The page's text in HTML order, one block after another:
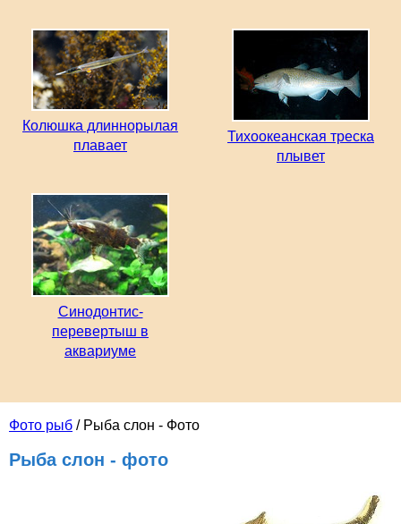
Фото рыб / Рыба слон - Фото
Рыба слон - фото
Колюшка длиннорылая
плавает
Тихоокеанская треска
плывет
Синодонтис-
перевертыш в
аквариуме